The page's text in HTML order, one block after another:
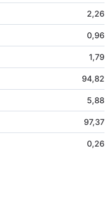
2,26
0,96
1,79
94,82
5,88
97,37
0,26